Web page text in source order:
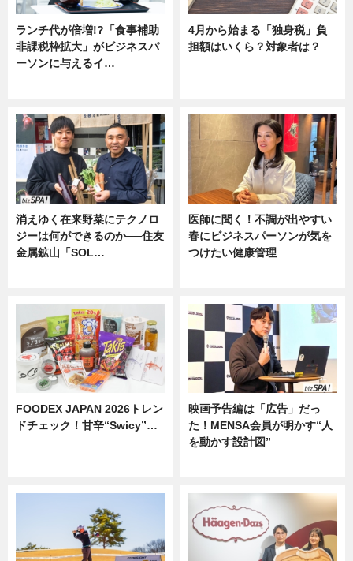
ランチ代が倍増!?「食事補助
非課税枠拡大」がビジネスパ
ーソンに与えるイ…
4月から始まる「独身税」負
担額はいくら？対象者は？
消えゆく在来野菜にテクノロ
ジーは何ができるのか──住友
金属鉱山「SOL…
医師に聞く！不調が出やすい
春にビジネスパーソンが気を
つけたい健康管理
FOODEX JAPAN 2026トレン
ドチェック！甘辛“Swicy”…
映画予告編は「広告」だっ
た！MENSA会員が明かす“人
を動かす設計図”